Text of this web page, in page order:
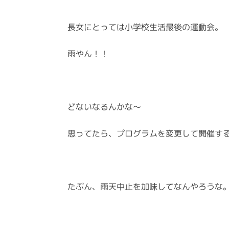
長女にとっては小学校生活最後の運動会。
雨やん！！
どないなるんかな～
思ってたら、プログラムを変更して開催する
たぶん、雨天中止を加味してなんやろうな。